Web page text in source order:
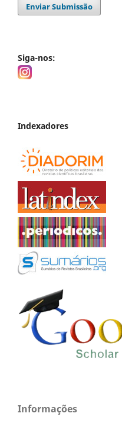
Enviar Submissão
Siga-nos:
Indexadores
Informações